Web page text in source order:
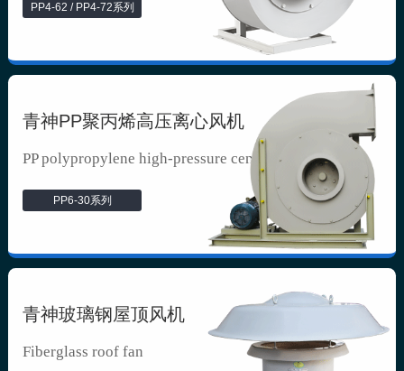
PP4-62 / PP4-72系列
青神PP聚丙烯高压离心风机
PP polypropylene high-pressure cen...
PP6-30系列
青神玻璃钢屋顶风机
Fiberglass roof fan